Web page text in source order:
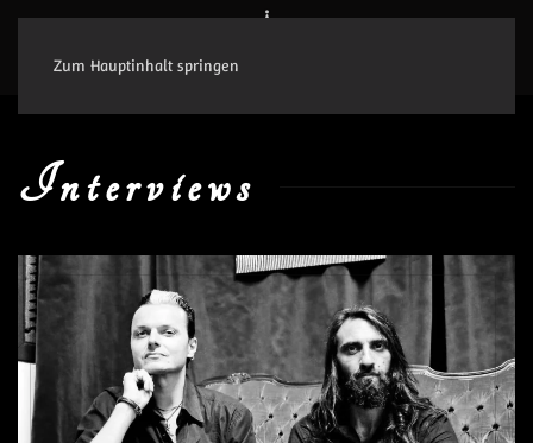
Zum Hauptinhalt springen
Interviews